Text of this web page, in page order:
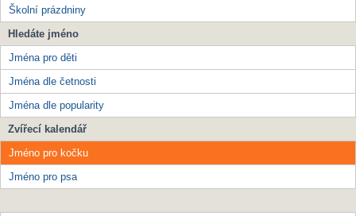
Školní prázdniny
Hledáte jméno
Jména pro děti
Jména dle četnosti
Jména dle popularity
Zvířecí kalendář
Jméno pro kočku
Jméno pro psa